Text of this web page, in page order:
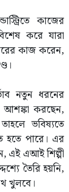
কাজের
করে যারা
কাজ করেন,
নতুন ধরনের
আশঙ্কা করছেন,
ভবিষ্যতে
পারে। এর
এই এআই শিল্পী
তৈরি হয়নি,
খুলবে।